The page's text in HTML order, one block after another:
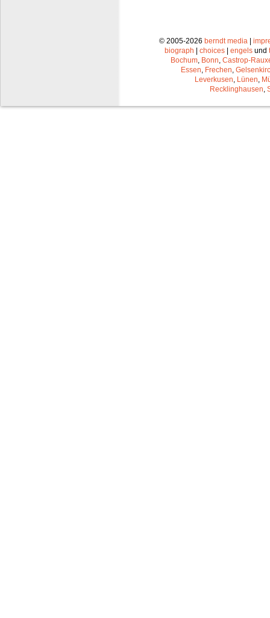
© 2005-2026 berndt media |
biograph | choices | engels und
Bochum Bonn Castrop-
Essen Frechen
Leverkusen Lünen
Recklinghausen